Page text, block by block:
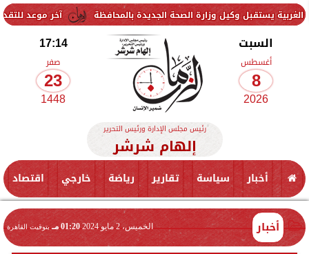
آخر موعد للتقديم في مدارس STEM 2026.. التعليم تحدد موعد اختبارات القبول وكيل وزارة الصحة الجديدة بالمحافظة
السبت
أغسطس
8
2026
17:14
صفر
23
1448
رئيس مجلس الإدارة ورئيس التحرير
إلهام شرشر
أخبار سياسة تقارير رياضة خارجي اقتصاد
أخبار الخميس، 2 مايو 2024 01:20 مـ بتوقيت القاهرة